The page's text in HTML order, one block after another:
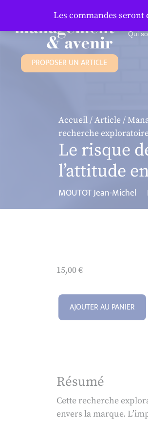
Qui
PROPOSER UN ARTICLE
Accueil/Article/
recherche
Le risque
l’attitude
MOUTOT Jean-Michel
15,00€
AJOUTER AU PANIER
Résumé
Cette recherche
envers la marque.
Les commandes seront